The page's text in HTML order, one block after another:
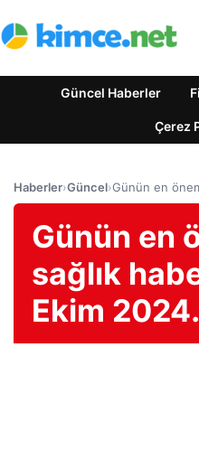
Güncel Haberler
Çerez
Haberler›Güncel›Günün en
Günün en
sağlık
Ekim